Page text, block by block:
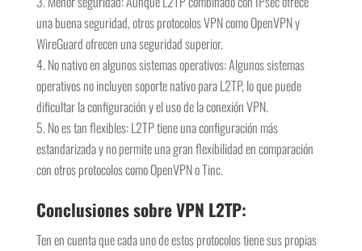
una buena seguridad, otros protocolos VPN como OpenVPN y
WireGuard ofrecen una seguridad superior.
No nativo en algunos sistemas operativos: Algunos sistemas
operativos no incluyen soporte nativo para L2TP, lo que puede
dificultar la configuración y el uso de la conexión VPN.
No es tan flexibles: L2TP tiene una configuración más
estandarizada y no permite una gran flexibilidad en comparación
con otros protocolos como OpenVPN o Tinc.
Conclusiones sobre VPN L2TP:
Ten en cuenta que cada uno de estos protocolos tiene sus propias